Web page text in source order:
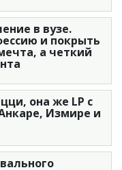
в вузе.
и покрыть
а четкий
она же LP с
Измире и